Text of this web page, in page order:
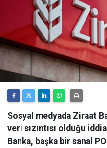
Sosyal medyada Ziraat
veri sızıntısı olduğu
Banka, başka bir sanal